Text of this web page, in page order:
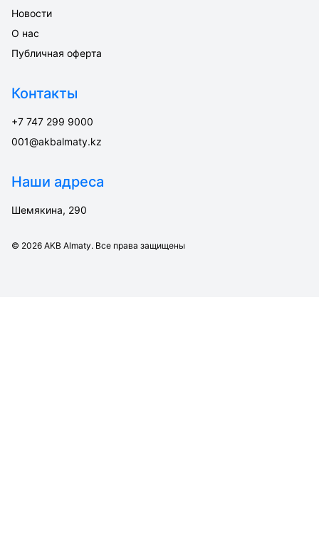
Новости
О нас
Публичная оферта
Контакты
+7 747 299 9000
001@akbalmaty.kz
Наши адреса
Шемякина, 290
© 2026 AKB Almaty. Все права защищены